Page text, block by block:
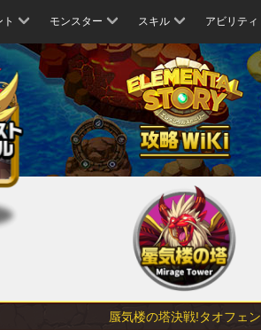
モンスター スキル アビリティ
蜃気楼の塔決戦!タオフェン